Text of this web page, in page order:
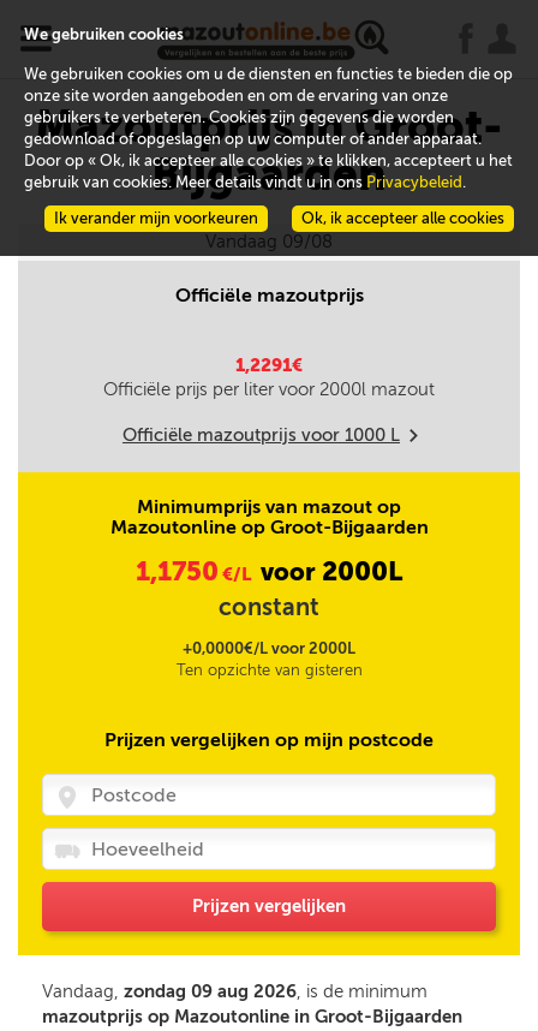
x
Mazoutprijs in Groot-
Bijgaarden
Vandaag 09/08
Officiële mazoutprijs
1,2291€
Officiële prijs per liter voor 2000l mazout
Officiële mazoutprijs voor 1000 L m
Minimumprijs van mazout op
Mazoutonline op Groot-Bijgaarden
1,1750 €/L voor 2000L
constant
+0,0000€/L voor 2000L
Ten opzichte van gisteren
Prijzen vergelijken op mijn postcode
Prijzen vergelijken
Vandaag, zondag 09 aug 2026, is de minimum
mazoutprijs op Mazoutonline in Groot-Bijgaarden
We gebruiken cookies
We gebruiken cookies om u de diensten en functies te bieden die op
onze site worden aangeboden en om de ervaring van onze
gebruikers te verbeteren. Cookies zijn gegevens die worden
gedownload of opgeslagen op uw computer of ander apparaat.
Door op « Ok, ik accepteer alle cookies » te klikken, accepteert u het
gebruik van cookies. Meer details vindt u in ons Privacybeleid .
Ok, ik accepteer alle cookies
Ik verander mijn voorkeuren